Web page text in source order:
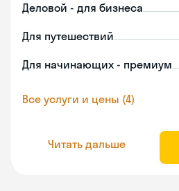
Деловой - для бизнеса
Для путешествий
Для начинающих - премиум
Все услуги и цены (4)
Читать дальше